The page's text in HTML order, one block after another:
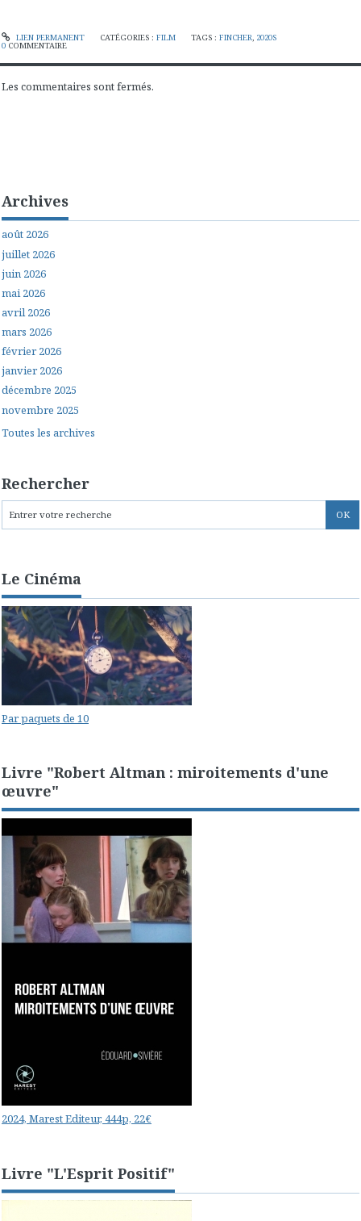
LIEN PERMANENT CATÉGORIES : FILM TAGS :FINCHER, 2020S
0 COMMENTAIRE
Les commentaires sont fermés.
Archives
août 2026
juillet 2026
juin 2026
mai 2026
avril 2026
mars 2026
février 2026
janvier 2026
décembre 2025
novembre 2025
Toutes les archives
Rechercher
Le Cinéma
Par paquets de 10
Livre "Robert Altman : miroitements d'une
œuvre"
2024, Marest Editeur, 444p, 22€
Livre "L'Esprit Positif"